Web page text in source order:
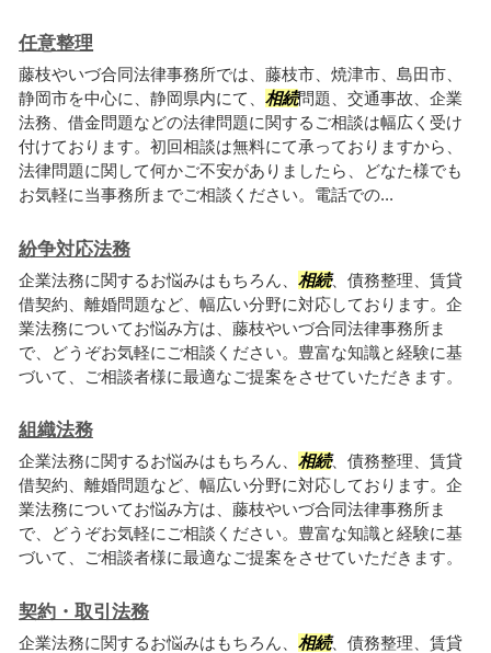
任意整理
藤枝やいづ合同法律事務所では、藤枝市、焼津市、島田市、
静岡市を中心に、静岡県内にて、 相続問題、交通事故、企業
法務、借金問題などの法律問題に関するご相談は幅広く受け
付けております。初回相談は無料にて承っておりますから、
法律問題に関して何かご不安がありましたら、どなた様でも
お気軽に当事務所までご相談ください。電話での...
紛争対応法務
企業法務に関するお悩みはもちろん、 相続、債務整理、賃貸
借契約、離婚問題など、幅広い分野に対応しております。企
業法務についてお悩み方は、藤枝やいづ合同法律事務所ま
で、どうぞお気軽にご相談ください。豊富な知識と経験に基
づいて、ご相談者様に最適なご提案をさせていただきます。
組織法務
企業法務に関するお悩みはもちろん、 相続、債務整理、賃貸
借契約、離婚問題など、幅広い分野に対応しております。企
業法務についてお悩み方は、藤枝やいづ合同法律事務所ま
で、どうぞお気軽にご相談ください。豊富な知識と経験に基
づいて、ご相談者様に最適なご提案をさせていただきます。
契約・取引法務
企業法務に関するお悩みはもちろん、 相続、債務整理、賃貸